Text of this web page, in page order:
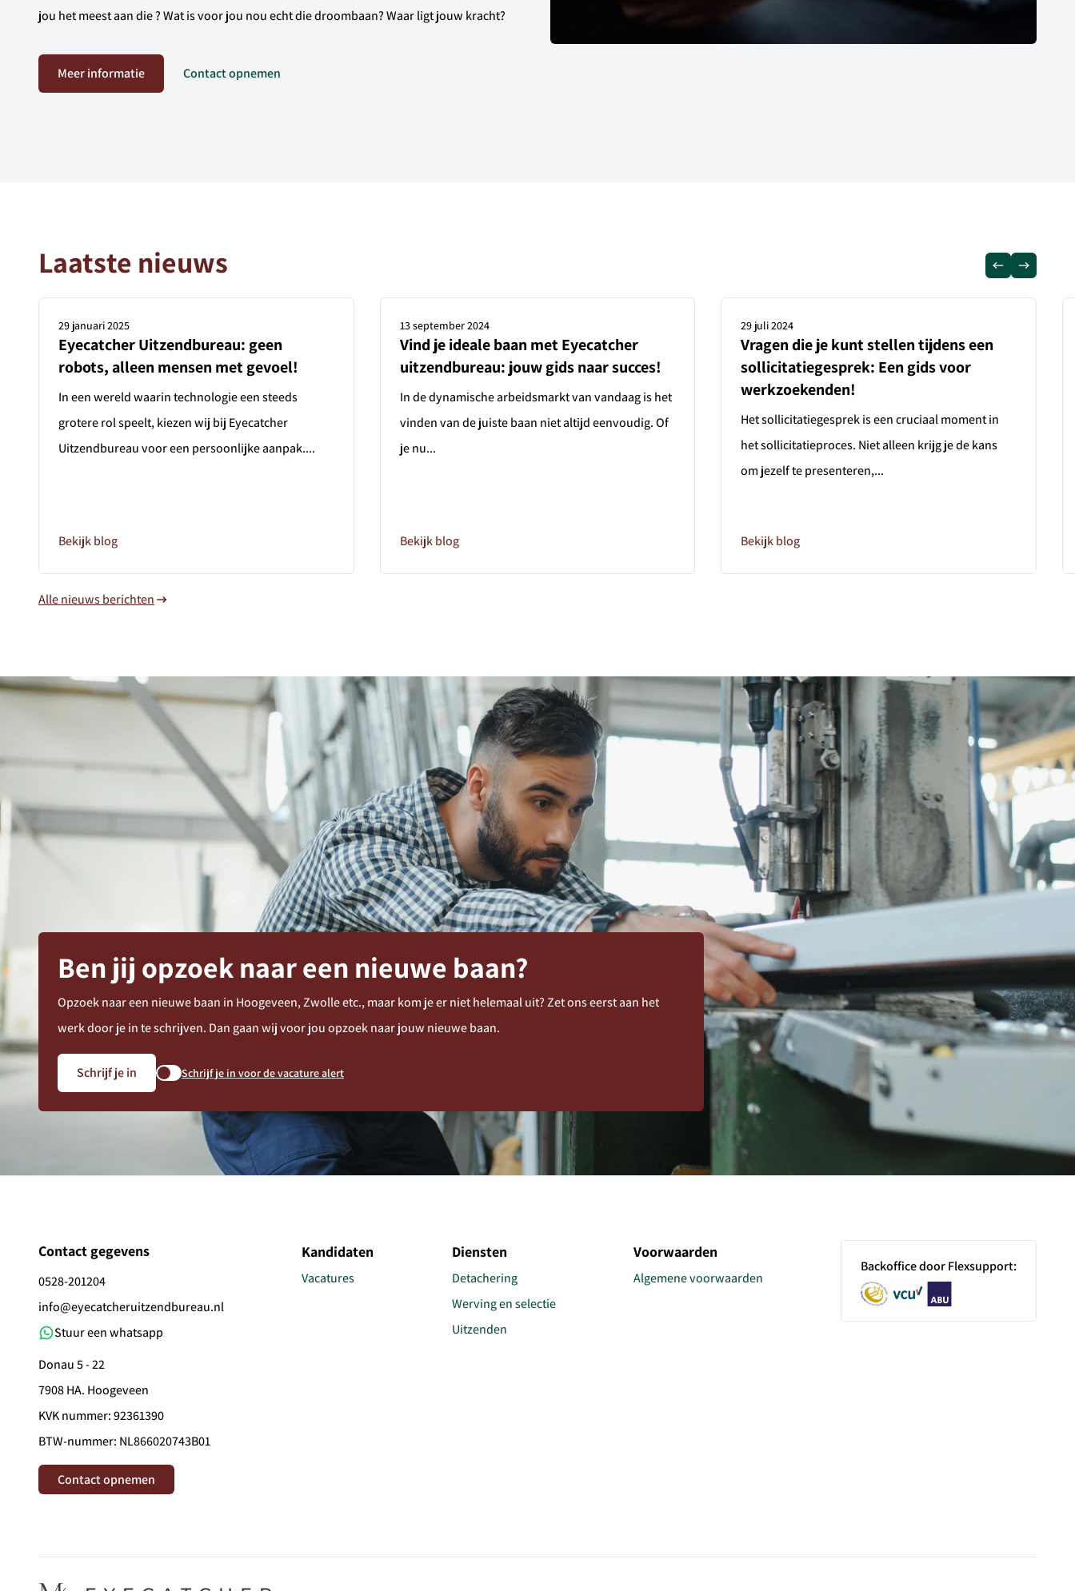
jou het meest aan die ? Wat is voor jou nou echt die droombaan? Waar ligt jouw kracht?
Meer informatie Contact opnemen
Laatste nieuws
29 januari 2025
Eyecatcher Uitzendbureau: geen
robots, alleen mensen met gevoel!
In een wereld waarin technologie een steeds
grotere rol speelt, kiezen wij bij Eyecatcher
Uitzendbureau voor een persoonlijke aanpak....
Bekijk blog
13 september 2024
Vind je ideale baan met Eyecatcher
uitzendbureau: jouw gids naar succes!
In de dynamische arbeidsmarkt van vandaag is het
vinden van de juiste baan niet altijd eenvoudig. Of
je nu...
Bekijk blog
29 juli 2024
Vragen die je kunt stellen tijdens een
sollicitatiegesprek: Een gids voor
werkzoekenden!
Het sollicitatiegesprek is een cruciaal moment in
het sollicitatieproces. Niet alleen krijg je de kans
om jezelf te presenteren,...
Bekijk blog
Alle nieuws berichten
Ben jij opzoek naar een nieuwe baan?
Opzoek naar een nieuwe baan in Hoogeveen, Zwolle etc., maar kom je er niet helemaal uit? Zet ons eerst aan het
werk door je in te schrijven. Dan gaan wij voor jou opzoek naar jouw nieuwe baan.
Schrijf je in Schrijf je in voor de vacature alert
Contact gegevens
0528-201204
info@eyecatcheruitzendbureau.nl
Stuur een whatsapp
Donau 5 - 22
7908 HA. Hoogeveen
KVK nummer: 92361390
BTW-nummer: NL866020743B01
Contact opnemen
Kandidaten
Vacatures
Diensten
Detachering
Werving en selectie
Uitzenden
Voorwaarden
Algemene voorwaarden
Backoffice door Flexsupport: